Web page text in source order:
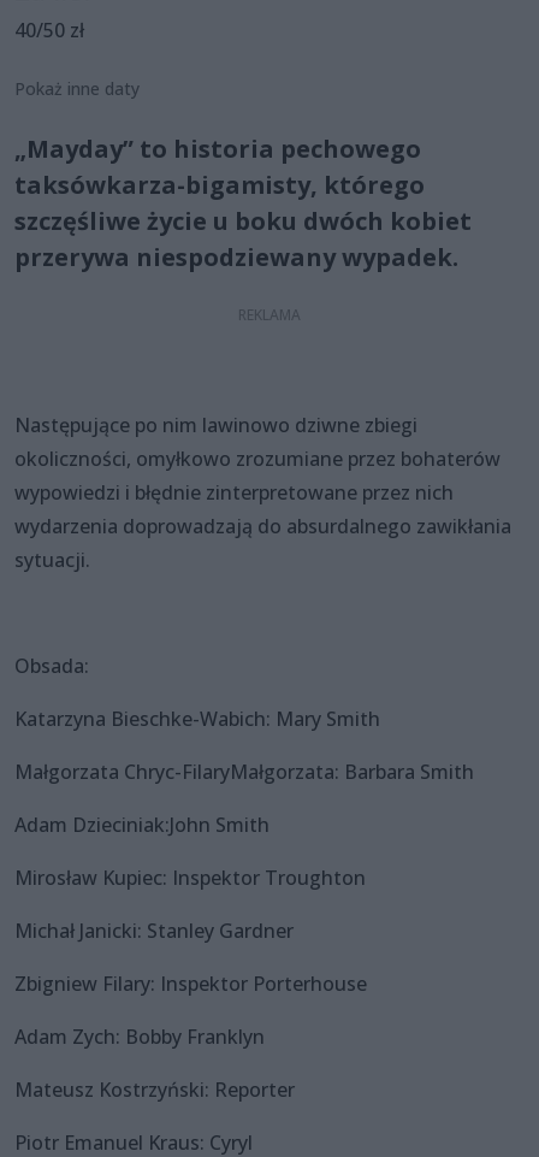
40/50 zł
Pokaż inne daty
„Mayday” to historia pechowego
taksówkarza-bigamisty, którego
szczęśliwe życie u boku dwóch kobiet
przerywa niespodziewany wypadek.
Następujące po nim lawinowo dziwne zbiegi
okoliczności, omyłkowo zrozumiane przez bohaterów
wypowiedzi i błędnie zinterpretowane przez nich
wydarzenia doprowadzają do absurdalnego zawikłania
sytuacji.
Obsada:
Katarzyna Bieschke-Wabich: Mary Smith
Małgorzata Chryc-FilaryMałgorzata: Barbara Smith
Adam Dzieciniak:John Smith
Mirosław Kupiec: Inspektor Troughton
Michał Janicki: Stanley Gardner
Zbigniew Filary: Inspektor Porterhouse
Adam Zych: Bobby Franklyn
Mateusz Kostrzyński: Reporter
Piotr Emanuel Kraus: Cyryl